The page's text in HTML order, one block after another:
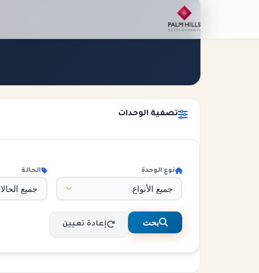
الرئيسية
تصفية الوحدات
نوع الوحدة الحالة
بحث إعادة تعيين